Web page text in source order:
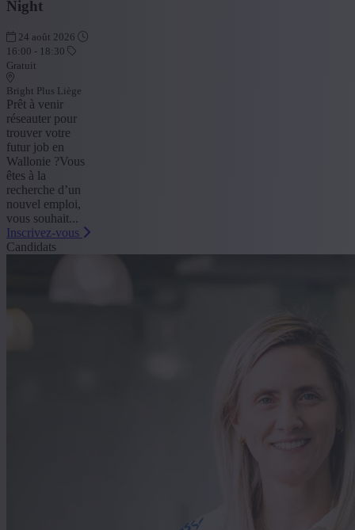
Night
24 août 2026
16:00 - 18:30
Gratuit
Bright Plus Liège
Prêt à venir
réseauter pour
trouver votre
futur job en
Wallonie ?Vous
êtes à la
recherche d’un
nouvel emploi,
vous souhait...
Inscrivez-vous
Candidats